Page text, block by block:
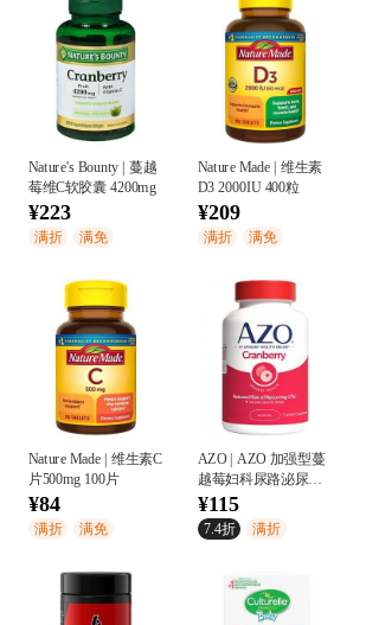
Nature's Bounty | 蔓越
莓维C软胶囊 4200mg
¥223
满折 满免
Nature Made | 维生素
D3 2000IU 400粒
¥209
满折 满免
Nature Made | 维生素C
片500mg 100片
¥84
满折 满免
AZO | AZO 加强型蔓
越莓妇科尿路泌尿系
统健康胶囊
¥115
7.4折 满折